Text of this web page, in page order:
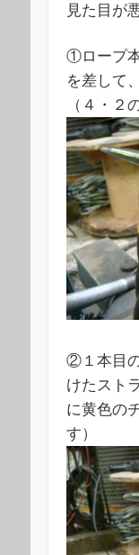
見た目が
①ロープ
を差して
（４・２
②１本目
けたスト
に黄色の
す）